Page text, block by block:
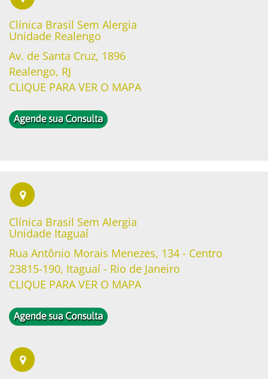
Clínica Brasil Sem Alergia
Unidade Realengo
Av. de Santa Cruz, 1896
Realengo, RJ
CLIQUE PARA VER O MAPA
Clínica Brasil Sem Alergia
Unidade Itaguaí
Rua Antônio Morais Menezes, 134 - Centro
23815-190, Itaguaí - Rio de Janeiro
CLIQUE PARA VER O MAPA